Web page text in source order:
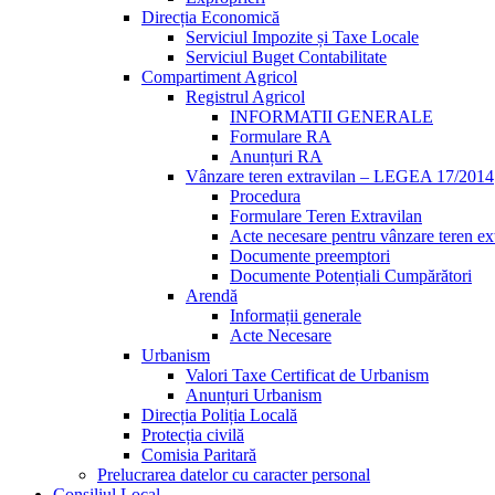
Direcția Economică
Serviciul Impozite și Taxe Locale
Serviciul Buget Contabilitate
Compartiment Agricol
Registrul Agricol
INFORMATII GENERALE
Formulare RA
Anunțuri RA
Vânzare teren extravilan – LEGEA 17/2014
Procedura
Formulare Teren Extravilan
Acte necesare pentru vânzare teren
Documente preemptori
Documente Potențiali Cumpărători
Arendă
Informații generale
Acte Necesare
Urbanism
Valori Taxe Certificat de Urbanism
Anunțuri Urbanism
Direcția Poliția Locală
Protecția civilă
Comisia Paritară
Prelucrarea datelor cu caracter personal